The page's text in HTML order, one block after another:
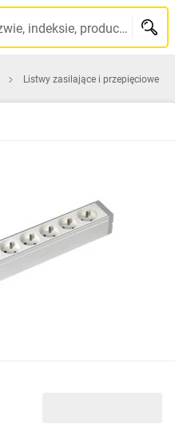
Szukaj po nazwie, indeksie, producencie, kodzie kreskowym...
Listwy zasilające i przepięciowe